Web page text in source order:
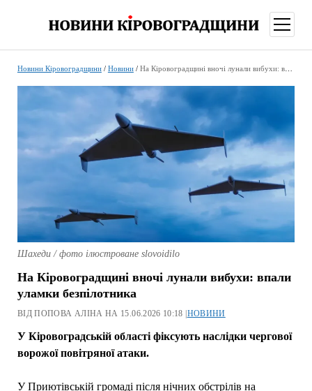
меню
Новини Кіровоградщини/ Новини/ На Кіровоградщині вночі лунали вибухи: впали уламки безпілотника
Шахеди / фото ілюстроване slovoidilo
На Кіровоградщині вночі лунали вибухи: впали
уламки безпілотника
ВІД ПОПОВА АЛІНА НА 15.06.2026 10:18 |НОВИНИ
У Кіровоградській області фіксують наслідки чергової
ворожої повітряної атаки.
У Приютівській громаді після нічних обстрілів на